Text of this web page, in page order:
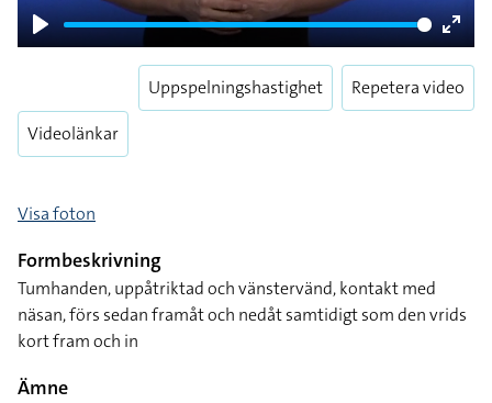
Play
Enter
Videolänkar
Uppspelningshastighet Repetera video
Visa foton
Formbeskrivning
Tumhanden, uppåtriktad och vänstervänd, kontakt med
näsan, förs sedan framåt och nedåt samtidigt som den vrids
kort fram och in
Ämne